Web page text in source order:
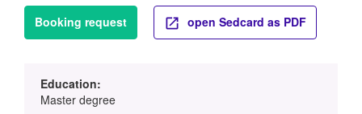
Booking request open Sedcard as PDF
Education:
Master degree